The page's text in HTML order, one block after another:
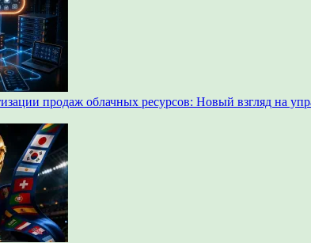
продаж облачных ресурсов: Новый взгляд на